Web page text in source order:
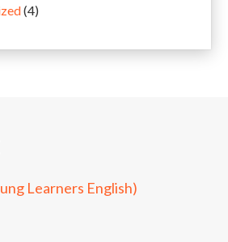
(4)
Learners English)